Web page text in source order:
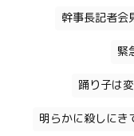
幹事長記者会
緊
踊り子は
明らかに殺しにき